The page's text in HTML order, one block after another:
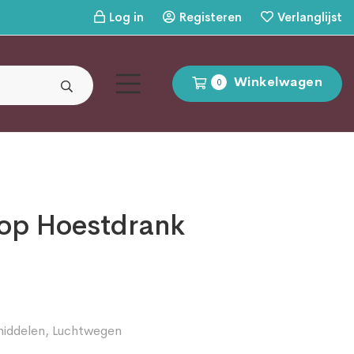
Log in Registeren Verlanglijst
0 Winkelwagen
Hoestdrank
, Luchtwegen